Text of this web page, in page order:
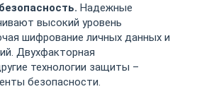
Надежные
высокий уровень
шифрование личных данных и
Двухфакторная
технологии защиты –
безопасности.